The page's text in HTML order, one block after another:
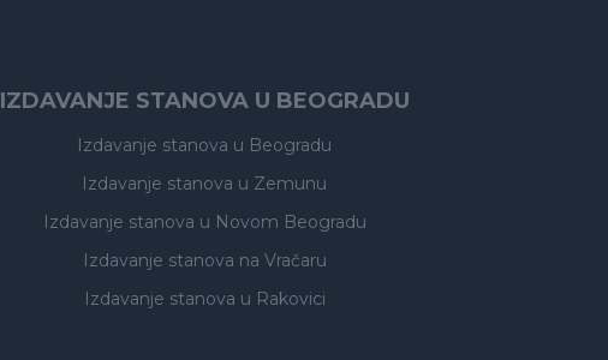
IZDAVANJE STANOVA U BEOGRADU
Izdavanje stanova u Beogradu
Izdavanje stanova u Zemunu
Izdavanje stanova u Novom Beogradu
Izdavanje stanova na Vračaru
Izdavanje stanova u Rakovici